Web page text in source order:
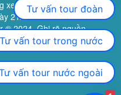
xe ô tô:11924do Sở Giao
21/02/2023.
® 2024. Ghi rõ nguồn
Tư vấn tour đoàn
Tư vấn tour trong nước
vấn tour nước ngoài